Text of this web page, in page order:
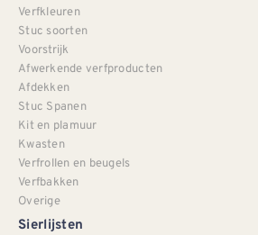
Verfkleuren
Stuc soorten
Voorstrijk
Afwerkende verfproducten
Afdekken
Stuc Spanen
Kit en plamuur
Kwasten
Verfrollen en beugels
Verfbakken
Overige
Sierlijsten